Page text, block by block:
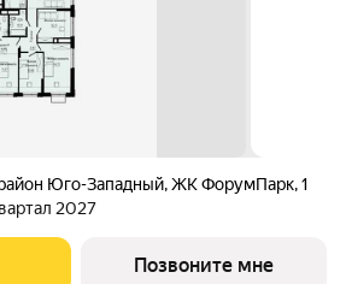
Юго-Западный,ЖК ФорумПарк,1
2027
Позвоните мне